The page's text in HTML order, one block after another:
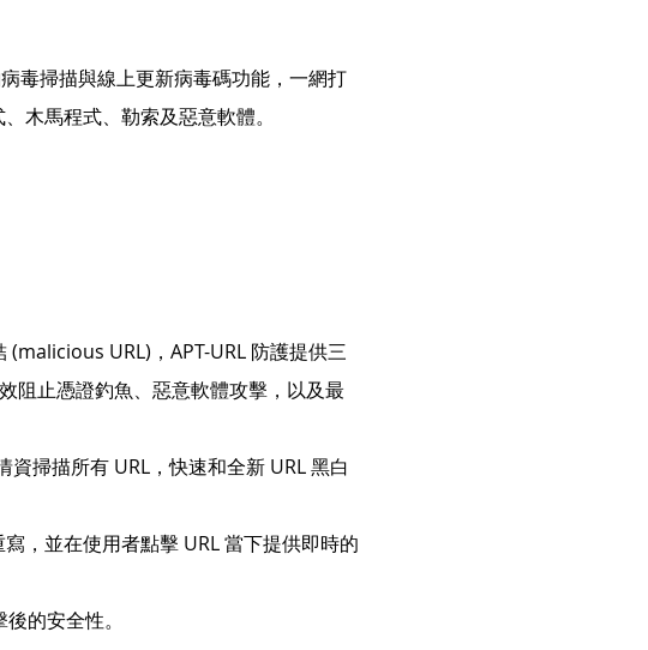
毒掃描與線上更新病毒碼功能，一網打
木馬程式、勒索及惡意軟體。
URL)，APT-URL 防護提供三
阻止憑證釣魚、惡意軟體攻擊，以及最
掃描所有 URL，快速和全新 URL 黑白
寫，並在使用者點擊 URL 當下提供即時的
的安全性。